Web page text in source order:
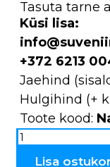
Tasuta tarne
Küsi lisa:
+372 6213
Jaehind
Hulgihind (+
Toote kood:
Narva
kiriku
kollektsioon
Lisa